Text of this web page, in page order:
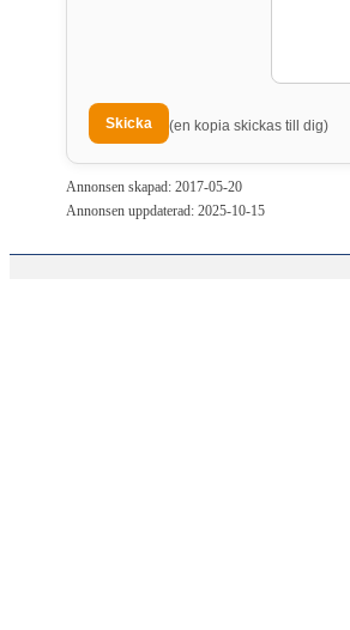
(en kopia skickas till dig)
Annonsen skapad: 2017-05-20
Annonsen uppdaterad: 2025-10-15